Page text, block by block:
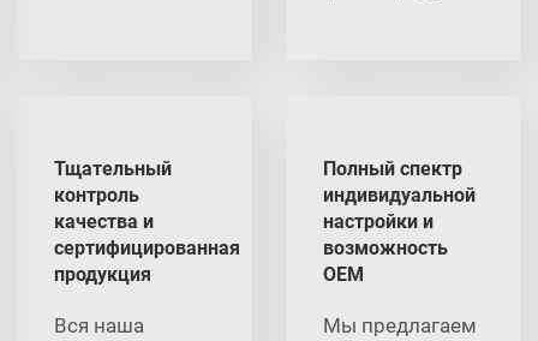
Тщательный
контроль
качества и
сертифицированная
продукция
Вся наша
Полный спектр
индивидуальной
настройки и
возможность
OEM
Мы предлагаем